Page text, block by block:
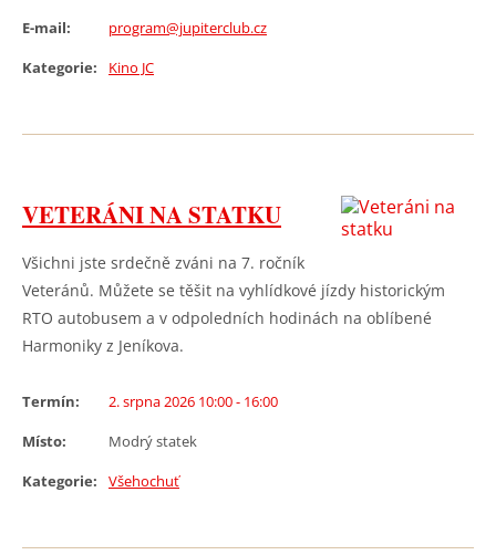
E-mail:
program@jupiterclub.cz
Kategorie:
Kino JC
VETERÁNI NA STATKU
Všichni jste srdečně zváni na 7. ročník
Veteránů. Můžete se těšit na vyhlídkové jízdy historickým
RTO autobusem a v odpoledních hodinách na oblíbené
Harmoniky z Jeníkova.
Termín:
2. srpna 2026 10:00 - 16:00
Místo:
Modrý statek
Kategorie:
Všehochuť